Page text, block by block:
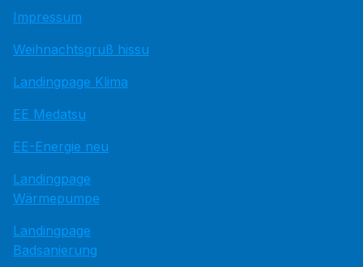
Impressum
Weihnachtsgruß hissu
Landingpage Klima
EE Medatsu
EE-Energie neu
Landingpage
Wärmepumpe
Landingpage
Badsanierung